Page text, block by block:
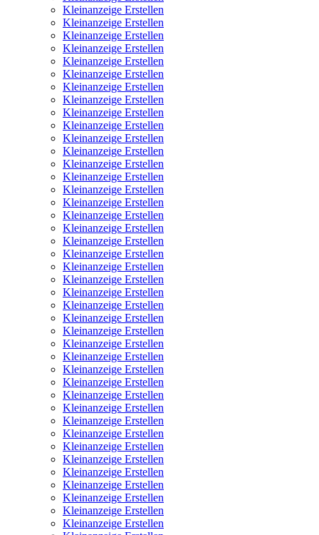
Kleinanzeige Erstellen
Kleinanzeige Erstellen
Kleinanzeige Erstellen
Kleinanzeige Erstellen
Kleinanzeige Erstellen
Kleinanzeige Erstellen
Kleinanzeige Erstellen
Kleinanzeige Erstellen
Kleinanzeige Erstellen
Kleinanzeige Erstellen
Kleinanzeige Erstellen
Kleinanzeige Erstellen
Kleinanzeige Erstellen
Kleinanzeige Erstellen
Kleinanzeige Erstellen
Kleinanzeige Erstellen
Kleinanzeige Erstellen
Kleinanzeige Erstellen
Kleinanzeige Erstellen
Kleinanzeige Erstellen
Kleinanzeige Erstellen
Kleinanzeige Erstellen
Kleinanzeige Erstellen
Kleinanzeige Erstellen
Kleinanzeige Erstellen
Kleinanzeige Erstellen
Kleinanzeige Erstellen
Kleinanzeige Erstellen
Kleinanzeige Erstellen
Kleinanzeige Erstellen
Kleinanzeige Erstellen
Kleinanzeige Erstellen
Kleinanzeige Erstellen
Kleinanzeige Erstellen
Kleinanzeige Erstellen
Kleinanzeige Erstellen
Kleinanzeige Erstellen
Kleinanzeige Erstellen
Kleinanzeige Erstellen
Kleinanzeige Erstellen
Kleinanzeige Erstellen